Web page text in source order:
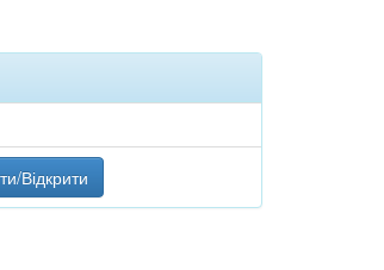
Відкрити